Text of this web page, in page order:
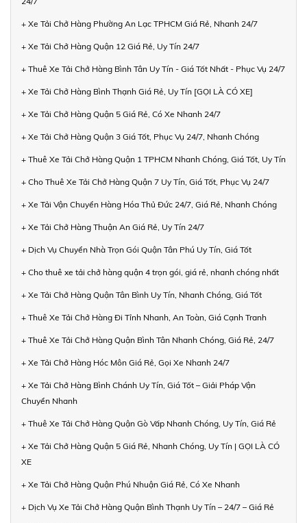
+ Xe Tải Chở Hàng Phường An Lạc TPHCM Giá Rẻ, Nhanh 24/7
+ Xe Tải Chở Hàng Quận 12 Giá Rẻ, Uy Tín 24/7
+ Thuê Xe Tải Chở Hàng Bình Tân Uy Tín - Giá Tốt Nhất - Phục Vụ 24/7
+ Xe Tải Chở Hàng Bình Thạnh Giá Rẻ, Uy Tín [GỌI LÀ CÓ XE]
+ Xe Tải Chở Hàng Quận 5 Giá Rẻ, Có Xe Nhanh 24/7
+ Xe Tải Chở Hàng Quận 3 Giá Tốt, Phục Vụ 24/7, Nhanh Chóng
+ Thuê Xe Tải Chở Hàng Quận 1 TPHCM Nhanh Chóng, Giá Tốt, Uy Tín
+ Cho Thuê Xe Tải Chở Hàng Quận 7 Uy Tín, Giá Tốt, Phục Vụ 24/7
+ Xe Tải Vận Chuyển Hàng Hóa Thủ Đức 24/7, Giá Rẻ, Nhanh Chóng
+ Xe Tải Chở Hàng Thuận An Giá Rẻ, Uy Tín 24/7
+ Dịch Vụ Chuyển Nhà Trọn Gói Quận Tân Phú Uy Tín, Giá Tốt
+ Cho thuê xe tải chở hàng quận 4 trọn gói, giá rẻ, nhanh chóng nhất
+ Xe Tải Chở Hàng Quận Tân Bình Uy Tín, Nhanh Chóng, Giá Tốt
+ Thuê Xe Tải Chở Hàng Đi Tỉnh Nhanh, An Toàn, Giá Cạnh Tranh
+ Thuê Xe Tải Chở Hàng Quận Bình Tân Nhanh Chóng, Giá Rẻ, 24/7
+ Xe Tải Chở Hàng Hóc Môn Giá Rẻ, Gọi Xe Nhanh 24/7
+ Xe Tải Chở Hàng Bình Chánh Uy Tín, Giá Tốt – Giải Pháp Vận
Chuyển Nhanh
+ Thuê Xe Tải Chở Hàng Quận Gò Vấp Nhanh Chóng, Uy Tín, Giá Rẻ
+ Xe Tải Chở Hàng Quận 5 Giá Rẻ, Nhanh Chóng, Uy Tín | GỌI LÀ CÓ
XE
+ Xe Tải Chở Hàng Quận Phú Nhuận Giá Rẻ, Có Xe Nhanh
+ Dịch Vụ Xe Tải Chở Hàng Quận Bình Thạnh Uy Tín – 24/7 – Giá Rẻ